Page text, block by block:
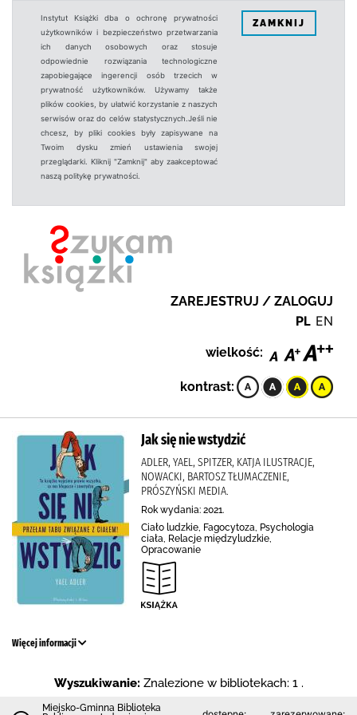
Instytut Książki dba o ochronę prywatności
użytkowników i bezpieczeństwo przetwarzania
ich danych osobowych oraz stosuje
odpowiednie rozwiązania technologiczne
zapobiegające ingerencji osób trzecich w
prywatność użytkowników. Używamy także
plików cookies, by ułatwić korzystanie z naszych
serwisów oraz do celów statystycznych.Jeśli nie
chcesz, by pliki cookies były zapisywane na
Twoim dysku zmień ustawienia swojej
przeglądarki. Kliknij "Zamknij" aby zaakceptować
naszą politykę prywatności.
ZAMKNIJ
ZAREJESTRUJ / ZALOGUJ
PL EN
wielkość:
kontrast:
Jak się nie wstydzić
ADLER, YAEL, SPITZER, KATJA ILUSTRACJE,
NOWACKI, BARTOSZ TŁUMACZENIE,
PRÓSZYŃSKI MEDIA.
Rok wydania: 2021.
Ciało ludzkie, Fagocytoza, Psychologia
ciała, Relacje międzyludzkie,
Opracowanie
Więcej informacji
Wyszukiwanie: Znalezione w bibliotekach: 1 .
Miejsko-Gminna Biblioteka